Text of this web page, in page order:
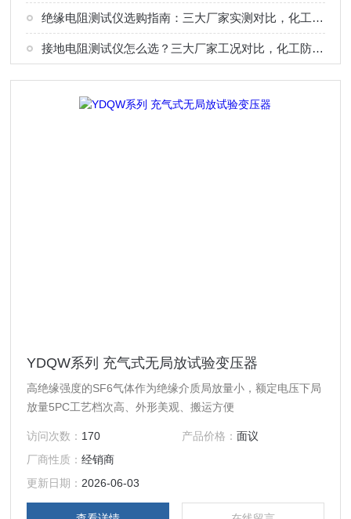
绝缘电阻测试仪选购指南：三大厂家实测对比，化工电气绝缘检测适配
接地电阻测试仪怎么选？三大厂家工况对比，化工防雷接地检测专用
YDQW系列 充气式无局放试验变压器
高绝缘强度的SF6气体作为绝缘介质局放量小，额定电压下局
放量5PC工艺档次高、外形美观、搬运方便
访问次数： 170 产品价格： 面议
厂商性质：经销商
更新日期： 2026-06-03